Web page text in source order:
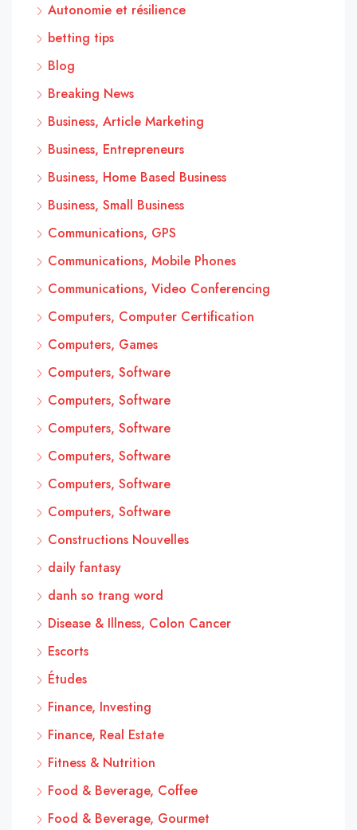
Autonomie et résilience
betting tips
Blog
Breaking News
Business, Article Marketing
Business, Entrepreneurs
Business, Home Based Business
Business, Small Business
Communications, GPS
Communications, Mobile Phones
Communications, Video Conferencing
Computers, Computer Certification
Computers, Games
Computers, Software
Computers, Software
Computers, Software
Computers, Software
Computers, Software
Computers, Software
Constructions Nouvelles
daily fantasy
danh so trang word
Disease & Illness, Colon Cancer
Escorts
Études
Finance, Investing
Finance, Real Estate
Fitness & Nutrition
Food & Beverage, Coffee
Food & Beverage, Gourmet